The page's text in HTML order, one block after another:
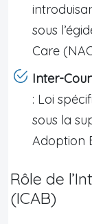
sous
Care
Inter-
: Loi
sous la
Adoption
Rôle de
(ICAB)